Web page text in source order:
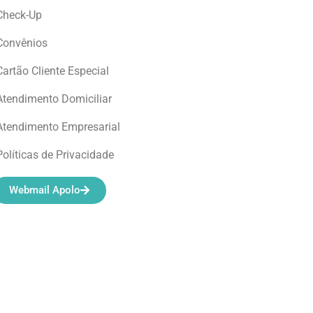
Up
Cliente Especial
Domiciliar
Empresarial
de Privacidade
Webmail Apolo